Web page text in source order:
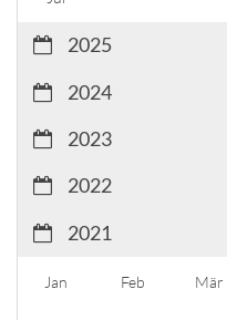
2025
2024
2023
2022
2021
Jan Feb Mär